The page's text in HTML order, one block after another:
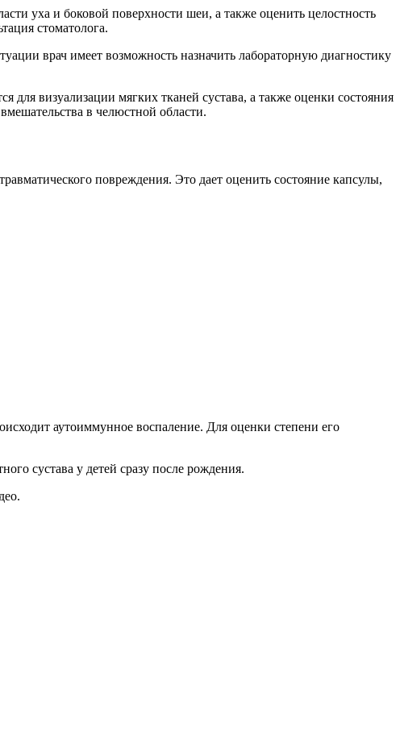
уха и боковой поверхности шеи, а также оценить целостность
стоматолога.
врач имеет возможность назначить лабораторную диагностику
для визуализации мягких тканей сустава, а также оценки состояния
в челюстной области.
повреждения. Это дает оценить состояние капсулы,
аутоиммунное воспаление. Для оценки степени его
сустава у детей сразу после рождения.